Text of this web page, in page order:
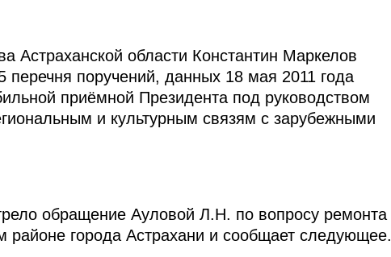
Астраханской области Константин Маркелов
перечня поручений, данных 18 мая 2011 года
приёмной Президента под руководством
и культурным связям с зарубежными
обращение Ауловой Л.Н. по вопросу ремонта
районе города Астрахани и сообщает следующее.